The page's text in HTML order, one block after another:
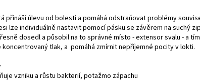
přináší úlevu od bolesti a pomáhá odstraňovat problémy
lze individuálně nastavit pomocí pásku se závěrem na suchý
dosedl a působil na to správné místo - extensor svalu - a
tlak, a pomáhá zmírnit nepříjemné pocity v lokti.
vzniku a růstu bakterií, potažmo zápachu